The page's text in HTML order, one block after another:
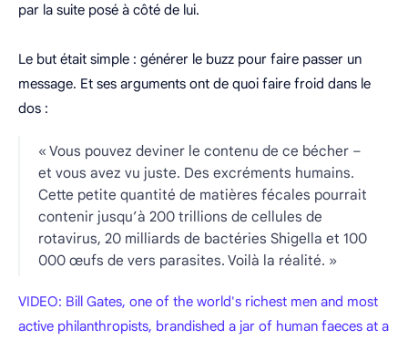
par la suite posé à côté de lui.
Le but était simple : générer le buzz pour faire passer un
message. Et ses arguments ont de quoi faire froid dans le
dos :
« Vous pouvez deviner le contenu de ce bécher –
et vous avez vu juste. Des excréments humains.
Cette petite quantité de matières fécales pourrait
contenir jusqu’à 200 trillions de cellules de
rotavirus, 20 milliards de bactéries Shigella et 100
000 œufs de vers parasites. Voilà la réalité. »
VIDEO: Bill Gates, one of the world's richest men and most
active philanthropists, brandished a jar of human faeces at a